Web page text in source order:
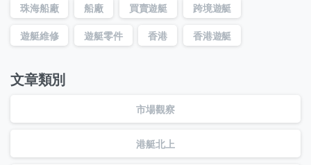
珠海船廠 船廠 買賣遊艇 跨境遊艇
遊艇維修 遊艇零件 香港 香港遊艇
文章類別
市場觀察
港艇北上